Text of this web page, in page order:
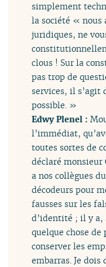
simplement
la société « nous
juridiques, ne
clous ! Sur la
pas trop de
services, il s’agit
possible. »
Edwy Plenel :
l’immédiat,
toutes sortes de
déclaré monsieur
a nos collègues
décodeurs pour
fausses sur les
d’identité ; il y
quelque chose
conserver les
embarras. Je